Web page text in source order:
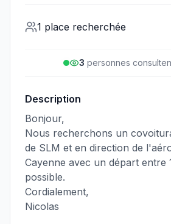
1 place recherchée
3 personnes consulte
Description
Bonjour,
Nous recherchons un
de SLM et en direction de
Cayenne avec un départ entre
possible.
Cordialement,
Nicolas